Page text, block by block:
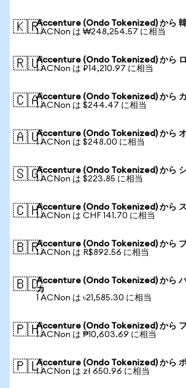
🇰🇷Accenture (Ondo Tokenized) から
1 ACNon は ₩248,254.57 に相当
🇷🇺Accenture (Ondo Tokenized) から
1 ACNon は ₽14,210.97 に相当
🇨🇦Accenture (Ondo Tokenized) から
1 ACNon は $244.47 に相当
🇦🇺Accenture (Ondo Tokenized) から
1 ACNon は $248.00 に相当
🇸🇬Accenture (Ondo Tokenized) から
1 ACNon は $223.85 に相当
🇨🇭Accenture (Ondo Tokenized) から
1 ACNon は CHF 141.70 に相当
🇧🇷Accenture (Ondo Tokenized) から
1 ACNon は R$892.56 に相当
🇧🇩Accenture (Ondo Tokenized) から バ
カ
1 ACNon は ৳21,585.30 に相当
🇵🇭Accenture (Ondo Tokenized) から
1 ACNon は ₱10,603.69 に相当
🇵🇱Accenture (Ondo Tokenized) から
1 ACNon は zł 650.96 に相当